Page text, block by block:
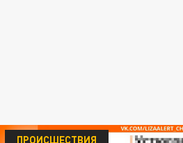
ПРОИСШЕСТВИЯ